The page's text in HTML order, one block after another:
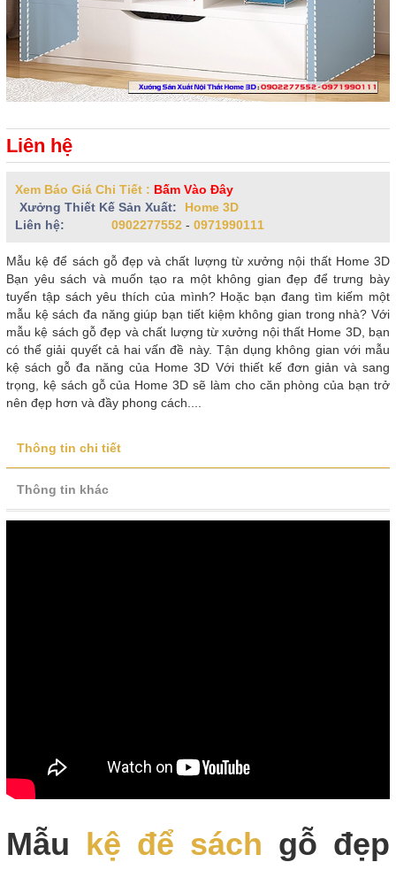
Liên hệ
Xem Báo Giá Chi Tiết : Bấm Vào Đây
Xưởng Thiết Kế Sản Xuất:
Home 3D
Liên hệ:
0902277552 - 0971990111
Mẫu kệ để sách gỗ đẹp và chất lượng từ xưởng nội thất Home 3D
Bạn yêu sách và muốn tạo ra một không gian đẹp để trưng bày
tuyển tập sách yêu thích của mình? Hoặc bạn đang tìm kiếm một
mẫu kệ sách đa năng giúp bạn tiết kiệm không gian trong nhà? Với
mẫu kệ sách gỗ đẹp và chất lượng từ xưởng nội thất Home 3D, bạn
có thể giải quyết cả hai vấn đề này. Tận dụng không gian với mẫu
kệ sách gỗ đa năng của Home 3D Với thiết kế đơn giản và sang
trọng, kệ sách gỗ của Home 3D sẽ làm cho căn phòng của bạn trở
nên đẹp hơn và đầy phong cách....
Thông tin chi tiết
Thông tin khác
Mẫu kệ để sách gỗ đẹp